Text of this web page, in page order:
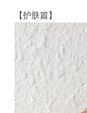
【护肤篇】